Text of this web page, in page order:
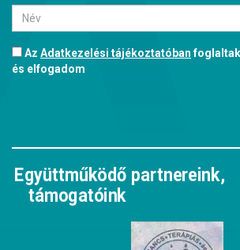
Az Adatkezelési tájékoztatóban
és elfogadom
Együttműködő partnereink,
támogatóink